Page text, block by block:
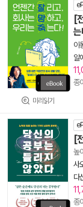
미리읽기
[
이
알
종
[
높
사
다
종